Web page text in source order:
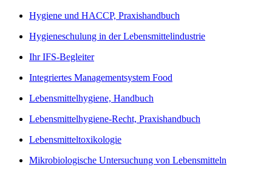
Hygiene und HACCP, Praxishandbuch
Hygieneschulung in der Lebensmittelindustrie
Ihr IFS-Begleiter
Integriertes Managementsystem Food
Lebensmittelhygiene, Handbuch
Lebensmittelhygiene-Recht, Praxishandbuch
Lebensmitteltoxikologie
Mikrobiologische Untersuchung von Lebensmitteln